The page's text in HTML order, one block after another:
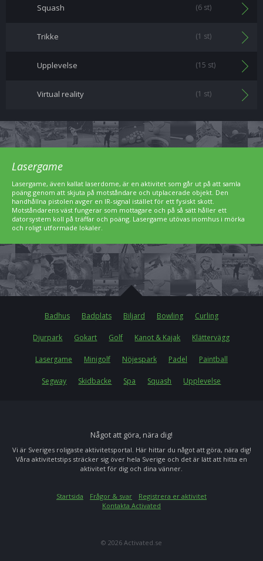
Squash (6 st)
Trikke (1 st)
Upplevelse (15 st)
Virtual reality (1 st)
Lasergame
Lasergame, även kallat laserdome, är en aktivitet som går ut på att samla
poäng genom att skjuta på motståndare och utplacerade objekt. Den
handhållna pistolen avger en IR-signal istället för ett fysiskt skott.
Motståndarens väst fungerar som mottagare och på så sätt håller ett
datorsystem koll på träffar och poäng. Lasergame utövas inomhus i mörka
och roligt utformade lokaler.
Badhus Badplats Biljard Bowling Curling
Djurpark Gokart Golf Kanot & Kajak Klättervägg
Lasergame Minigolf Nöjespark Padel Paintball
Segway Skidbacke Spa Squash Upplevelse
Något att göra, nära dig!
Vi är Sveriges roligaste aktivitetsportal. Här hittar du något att göra, nära dig!
Våra aktivitetstips sträcker sig över hela Sverige och det är lätt att hitta en
aktivitet för dig och dina vänner.
Startsida Frågor & svar
Registrera er aktivitet
Kontakta Activated
© 2026 Activated.se